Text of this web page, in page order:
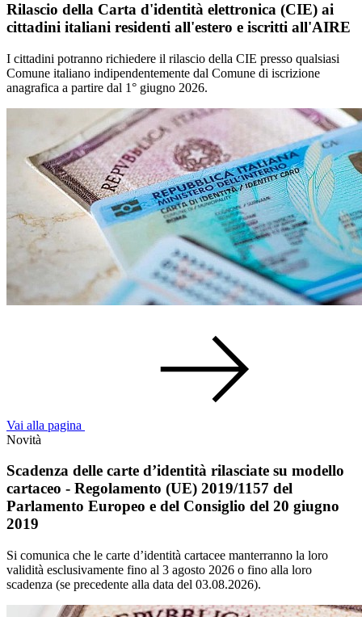
Rilascio della Carta d'identità elettronica (CIE) ai
cittadini italiani residenti all'estero e iscritti all'AIRE
I cittadini potranno richiedere il rilascio della CIE presso qualsiasi
Comune italiano indipendentemente dal Comune di iscrizione
anagrafica a partire dal 1° giugno 2026.
Vai alla pagina
Novità
Scadenza delle carte d’identità rilasciate su modello
cartaceo - Regolamento (UE) 2019/1157 del
Parlamento Europeo e del Consiglio del 20 giugno
2019
Si comunica che le carte d’identità cartacee manterranno la loro
validità esclusivamente fino al 3 agosto 2026 o fino alla loro
scadenza (se precedente alla data del 03.08.2026).